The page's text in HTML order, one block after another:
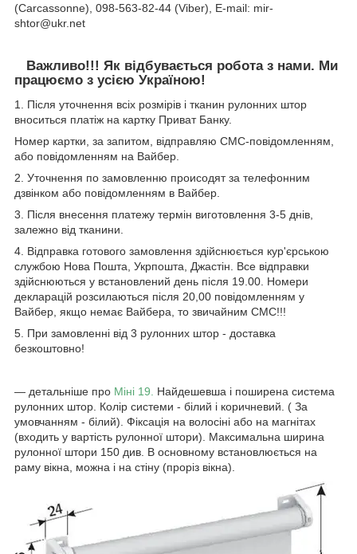
(Carcassonne), 098-563-82-44 (Viber), E-mail: mir-
shtor@ukr.net
Важливо!!! Як відбувається робота з нами. Ми
працюємо з усією Україною!
1. Після уточнення всіх розмірів і тканин рулонних штор
вноситься платіж на картку Приват Банку.
Номер картки, за запитом, відправляю СМС-повідомленням,
або повідомленням на Вайбер.
2. Уточнення по замовленню происодят за телефонним
дзвінком або повідомленням в Вайбер.
3. Після внесення платежу термін виготовлення 3-5 днів,
залежно від тканини.
4. Відправка готового замовлення здійснюється кур'єрською
службою Нова Пошта, Укрпошта, Джастін. Все відправки
здійснюються у встановлений день після 19.00. Номери
декларацій розсилаються після 20,00 повідомленням у
Вайбер, якщо немає Вайбера, то звичайним СМС!!!
5. При замовленні від 3 рулонних штор - доставка
безкоштовно!
― детальніше про Міні 19. Найдешевша і поширена система
рулонних штор. Колір системи - білий і коричневий. ( За
умовчанням - білий). Фіксація на волосіні або на магнітах
(входить у вартість рулонної штори). Максимальна ширина
рулонної штори 150 див. В основному встановлюється на
раму вікна, можна і на стіну (проріз вікна).